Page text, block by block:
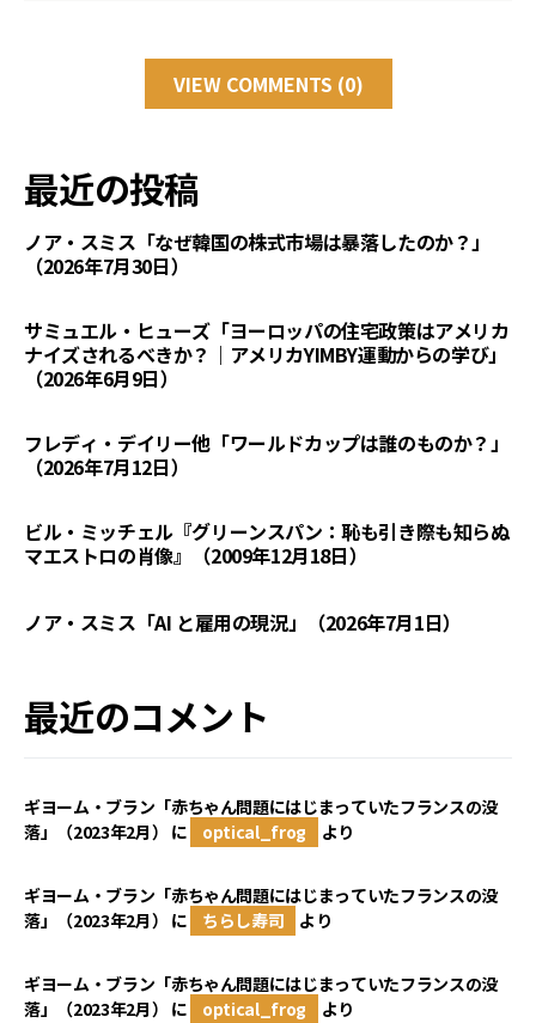
VIEW COMMENTS (0)
最近の投稿
ノア・スミス「なぜ韓国の株式市場は暴落したのか？」
（2026年7月30日）
サミュエル・ヒューズ「ヨーロッパの住宅政策はアメリカ
ナイズされるべきか？｜アメリカYIMBY運動からの学び」
（2026年6月9日）
フレディ・デイリー他「ワールドカップは誰のものか？」
（2026年7月12日）
ビル・ミッチェル『グリーンスパン：恥も引き際も知らぬ
マエストロの肖像』（2009年12月18日）
ノア・スミス「AI と雇用の現況」（2026年7月1日）
最近のコメント
ギヨーム・ブラン「赤ちゃん問題にはじまっていたフランスの没
落」（2023年2月） に optical_frog より
ギヨーム・ブラン「赤ちゃん問題にはじまっていたフランスの没
落」（2023年2月） に ちらし寿司 より
ギヨーム・ブラン「赤ちゃん問題にはじまっていたフランスの没
落」（2023年2月） に optical_frog より